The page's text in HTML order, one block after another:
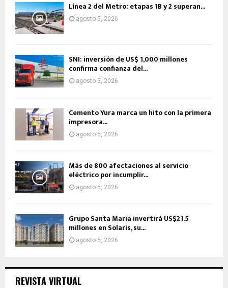
Línea 2 del Metro: etapas 1B y 2 superan...
agosto 5, 2026
SNI: inversión de US$ 1,000 millones
confirma confianza del...
agosto 5, 2026
Cemento Yura marca un hito con la primera
impresora...
agosto 5, 2026
Más de 800 afectaciones al servicio
eléctrico por incumplir...
agosto 5, 2026
Grupo Santa Maria invertirá US$21.5
millones en Solaris, su...
agosto 5, 2026
REVISTA VIRTUAL